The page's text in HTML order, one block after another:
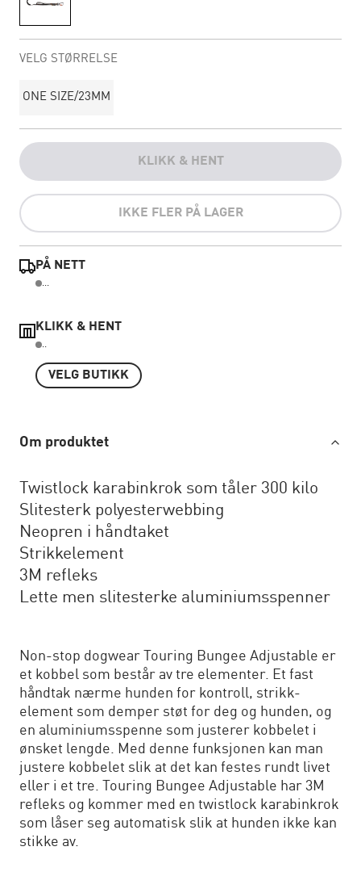
VELG STØRRELSE
ONE SIZE/23MM
KLIKK & HENT
IKKE FLER PÅ LAGER
PÅ NETT
...
KLIKK & HENT
..
VELG BUTIKK
Om produktet
Twistlock karabinkrok som tåler 300 kilo
Slitesterk polyesterwebbing
Neopren i håndtaket
Strikkelement
3M refleks
Lette men slitesterke aluminiumsspenner
Non-stop dogwear Touring Bungee Adjustable er
et kobbel som består av tre elementer. Et fast
håndtak nærme hunden for kontroll, strikk-
element som demper støt for deg og hunden, og
en aluminiumsspenne som justerer kobbelet i
ønsket lengde. Med denne funksjonen kan man
justere kobbelet slik at det kan festes rundt livet
eller i et tre. Touring Bungee Adjustable har 3M
refleks og kommer med en twistlock karabinkrok
som låser seg automatisk slik at hunden ikke kan
stikke av.